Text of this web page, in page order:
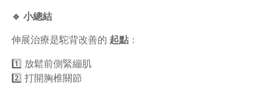
🔹 小總結
伸展治療是駝背改善的 起點：
1️⃣ 放鬆前側緊繃肌
2️⃣ 打開胸椎關節